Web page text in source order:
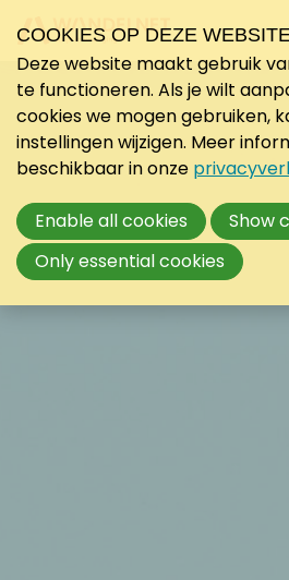
COOKIES OP DEZE
Deze website maakt gebruik
te functioneren. Als je wilt
cookies we mogen gebruiken,
instellingen wijzigen. Meer
beschikbaar in onze
Enable all cookies
Show
Only essential cookies